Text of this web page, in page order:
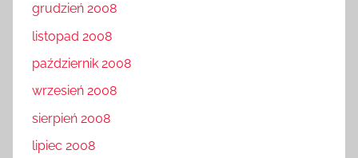
grudzień 2008
listopad 2008
październik 2008
wrzesień 2008
sierpień 2008
lipiec 2008